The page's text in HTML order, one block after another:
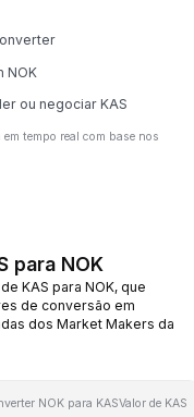
NOK
ou negociar KAS
tempo real com base nos
para NOK
KAS para NOK, que
de conversão em
dos Market Makers da
NOK para KASValor de KAS